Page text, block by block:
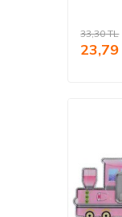
33,30TL
23,79